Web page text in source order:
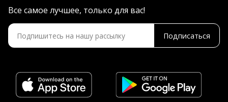
Все самое лучшее, только для вас!
Подписаться